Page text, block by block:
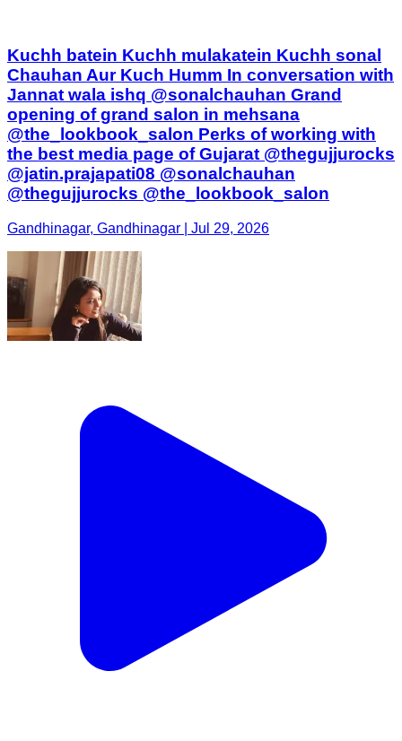
Kuchh batein Kuchh mulakatein Kuchh sonal
Chauhan Aur Kuch Humm In conversation with
Jannat wala ishq @sonalchauhan Grand
opening of grand salon in mehsana
@the_lookbook_salon Perks of working with
the best media page of Gujarat @thegujjurocks
@jatin.prajapati08 @sonalchauhan
@thegujjurocks @the_lookbook_salon
Gandhinagar, Gandhinagar | Jul 29, 2026